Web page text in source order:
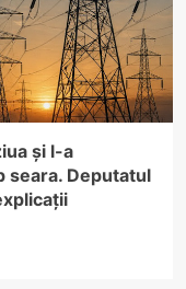
și l-a
seara. Deputatul